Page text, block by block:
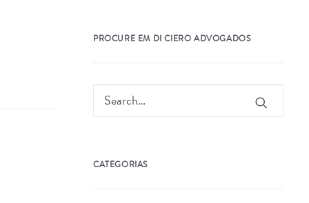
PROCURE EM DI CIERO ADVOGADOS
CATEGORIAS